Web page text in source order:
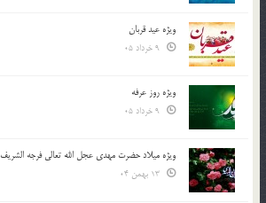
ویژه عید قربان
ویژه روز عرفه
ویژه میلاد حضرت مهدی عجل الله تعالی فرجه الشريف